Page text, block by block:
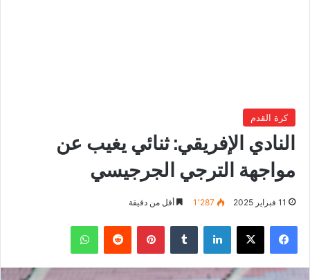
كرة القدم
النادي الإفريقي: ثنائي يغيب عن
مواجهة الترجي الجرجيسي
11 فبراير 2025 1٬287 أقل من دقيقة
فيسبوك ‫X لينكدإن بينتيريست واتساب